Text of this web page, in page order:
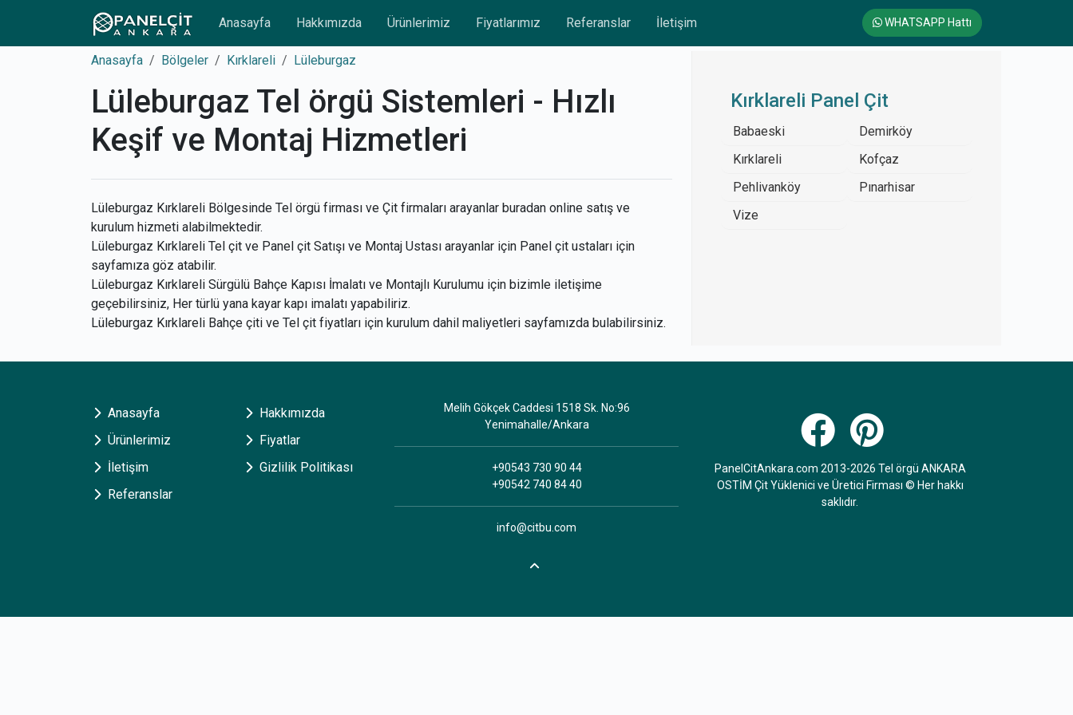
Anasayfa Hakkımızda Ürünlerimiz Fiyatlarımız Referanslar İletişim WHATSAPP Hattı
Anasayfa Bölgeler Kırklareli Lüleburgaz
Lüleburgaz Tel örgü Sistemleri - Hızlı
Keşif ve Montaj Hizmetleri
Lüleburgaz Kırklareli Bölgesinde Tel örgü firması ve Çit firmaları arayanlar buradan online satış ve
kurulum hizmeti alabilmektedir.
Lüleburgaz Kırklareli Tel çit ve Panel çit Satışı ve Montaj Ustası arayanlar için Panel çit ustaları için
sayfamıza göz atabilir.
Lüleburgaz Kırklareli Sürgülü Bahçe Kapısı İmalatı ve Montajlı Kurulumu için bizimle iletişime
geçebilirsiniz, Her türlü yana kayar kapı imalatı yapabiliriz.
Lüleburgaz Kırklareli Bahçe çiti ve Tel çit fiyatları için kurulum dahil maliyetleri sayfamızda bulabilirsiniz.
Kırklareli Panel Çit
Babaeski
Demirköy
Kırklareli
Kofçaz
Pehlivanköy
Pınarhisar
Vize
Anasayfa
Hakkımızda
Ürünlerimiz
Fiyatlar
İletişim
Gizlilik Politikası
Referanslar
Melih Gökçek Caddesi 1518 Sk. No:96
Yenimahalle/Ankara
+90543 730 90 44
+90542 740 84 40
info@citbu.com
PanelCitAnkara.com 2013-2026 Tel örgü ANKARA
OSTİM Çit Yüklenici ve Üretici Firması © Her hakkı
saklıdır.